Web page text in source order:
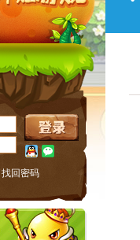
找回密码